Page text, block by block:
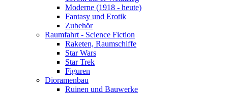
Moderne (1918 - heute)
Fantasy und Erotik
Zubehör
Raumfahrt - Science Fiction
Raketen, Raumschiffe
Star Wars
Star Trek
Figuren
Dioramenbau
Ruinen und Bauwerke